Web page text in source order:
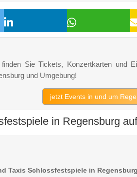
Sie Tickets, Konzertkarten und
und Umgebung!
jetzt Events in und um
in Regensburg
Taxis Schlossfestspiele in Regensburg